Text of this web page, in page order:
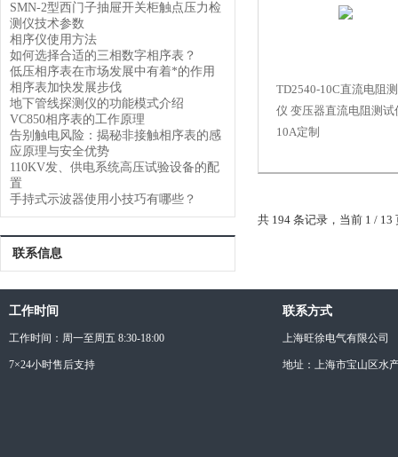
SMN-2型西门子抽屉开关柜触点压力检
测仪技术参数
相序仪使用方法
如何选择合适的三相数字相序表？
低压相序表在市场发展中有着*的作用
相序表加快发展步伐
地下管线探测仪的功能模式介绍
VC850相序表的工作原理
告别触电风险：揭秘非接触相序表的感
应原理与安全优势
110KV发、供电系统高压试验设备的配
置
手持式示波器使用小技巧有哪些？
联系信息
TD2540-10C直流电阻
仪 变压器直流电阻测试
10A定制
共 194 条记录，当前 1 /
工作时间
工作时间：周一至周五 8:30-18:00
7×24小时售后支持
联系方式
上海旺徐电气有限公司
地址：上海市宝山区水